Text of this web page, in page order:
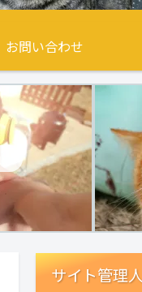
お問い合わせ
サイト管理人